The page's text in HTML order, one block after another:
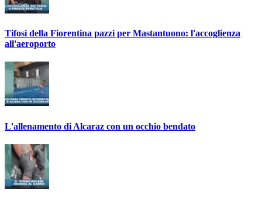
Tifosi della Fiorentina pazzi per Mastantuono: l'accoglienza
all'aeroporto
L'allenamento di Alcaraz con un occhio bendato